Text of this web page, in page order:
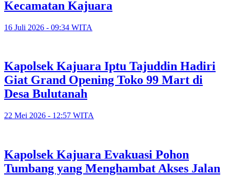
Kecamatan Kajuara
16 Juli 2026 - 09:34 WITA
Kapolsek Kajuara Iptu Tajuddin Hadiri
Giat Grand Opening Toko 99 Mart di
Desa Bulutanah
22 Mei 2026 - 12:57 WITA
Kapolsek Kajuara Evakuasi Pohon
Tumbang yang Menghambat Akses Jalan